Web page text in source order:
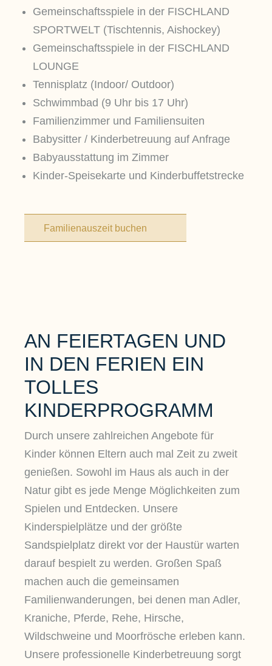
Gemeinschaftsspiele in der FISCHLAND
SPORTWELT (Tischtennis, Aishockey)
Gemeinschaftsspiele in der FISCHLAND
LOUNGE
Tennisplatz (Indoor/ Outdoor)
Schwimmbad (9 Uhr bis 17 Uhr)
Familienzimmer und Familiensuiten
Babysitter / Kinderbetreuung auf Anfrage
Babyausstattung im Zimmer
Kinder-Speisekarte und Kinderbuffetstrecke
Familienauszeit buchen
AN FEIERTAGEN UND
IN DEN FERIEN EIN
TOLLES
KINDERPROGRAMM
Durch unsere zahlreichen Angebote für
Kinder können Eltern auch mal Zeit zu zweit
genießen. Sowohl im Haus als auch in der
Natur gibt es jede Menge Möglichkeiten zum
Spielen und Entdecken. Unsere
Kinderspielplätze und der größte
Sandspielplatz direkt vor der Haustür warten
darauf bespielt zu werden. Großen Spaß
machen auch die gemeinsamen
Familienwanderungen, bei denen man Adler,
Kraniche, Pferde, Rehe, Hirsche,
Wildschweine und Moorfrösche erleben kann.
Unsere professionelle Kinderbetreuung sorgt